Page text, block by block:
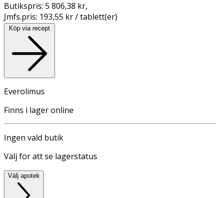
Butikspris: 5 806,38 kr,
Jmfs.pris: 193,55 kr / tablett(er)
Köp via recept
Everolimus
Finns i lager online
Ingen vald butik
Välj för att se lagerstatus
Välj apotek